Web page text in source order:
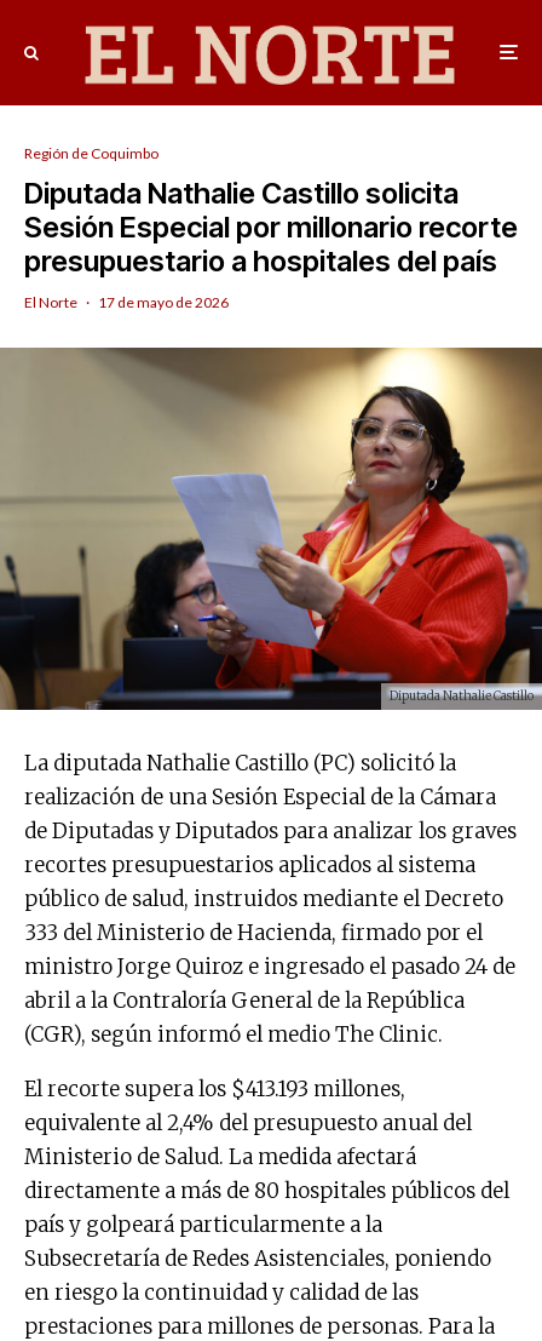
Región de Coquimbo
Diputada Nathalie Castillo solicita
Sesión Especial por millonario recorte
presupuestario a hospitales del país
El Norte · 17 de mayo de 2026
Diputada Nathalie Castillo
La diputada Nathalie Castillo (PC) solicitó la
realización de una Sesión Especial de la Cámara
de Diputadas y Diputados para analizar los graves
recortes presupuestarios aplicados al sistema
público de salud, instruidos mediante el Decreto
333 del Ministerio de Hacienda, firmado por el
ministro Jorge Quiroz e ingresado el pasado 24 de
abril a la Contraloría General de la República
(CGR), según informó el medio The Clinic.
El recorte supera los $413.193 millones,
equivalente al 2,4% del presupuesto anual del
Ministerio de Salud. La medida afectará
directamente a más de 80 hospitales públicos del
país y golpeará particularmente a la
Subsecretaría de Redes Asistenciales, poniendo
en riesgo la continuidad y calidad de las
prestaciones para millones de personas. Para la